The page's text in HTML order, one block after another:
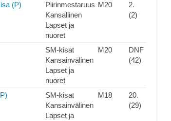
(P)
Piirinmestaruus
Kansallinen
Lapset ja
nuoret
M20
2.
(2)
SM-kisat
Kansainvälinen
Lapset ja
nuoret
M20
DNF
(42)
SM-kisat
Kansainvälinen
Lapset ja
M18
20.
(29)